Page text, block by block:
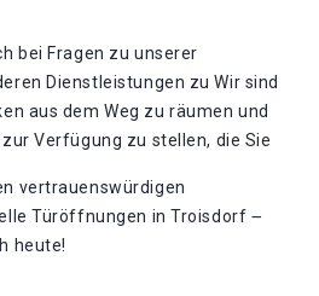
bei Fragen zu unserer
Dienstleistungen zu Wir sind
aus dem Weg zu räumen und
Verfügung zu stellen, die Sie
vertrauenswürdigen
Türöffnungen in Troisdorf ౼
heute!​